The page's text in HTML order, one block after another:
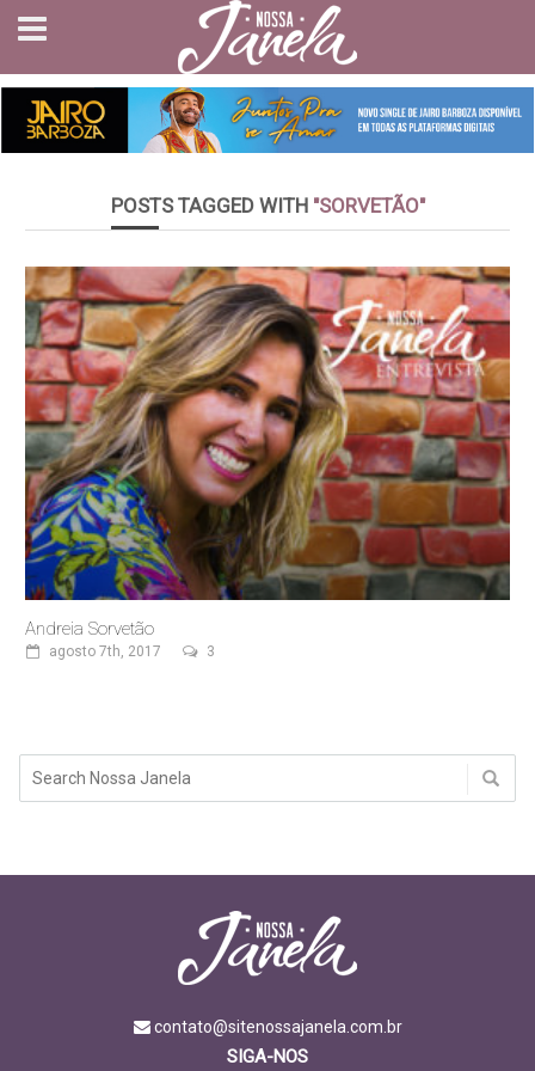
POSTS TAGGED WITH "SORVETÃO"
Andreia Sorvetão
agosto 7th, 2017 3
contato@sitenossajanela.com.br
SIGA-NOS